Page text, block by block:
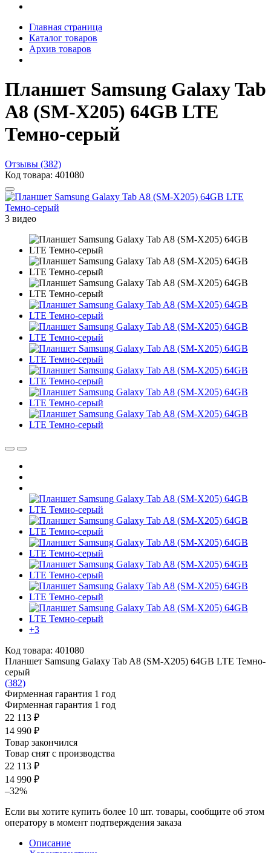
Главная страница
Каталог товаров
Архив товаров
Планшет Samsung Galaxy Tab
A8 (SM-X205) 64GB LTE
Темно-серый
Отзывы (382)
Код товара: 401080
3 видео
+3
Код товара: 401080
Планшет Samsung Galaxy Tab A8 (SM-X205) 64GB LTE Темно-
серый
(382)
Фирменная гарантия 1 год
Фирменная гарантия 1 год
22 113 ₽
14 990 ₽
Товар закончился
Товар снят с производства
22 113 ₽
14 990 ₽
–32%
Если вы хотите купить более 10 шт. товары, сообщите об этом
оператору в момент подтверждения заказа
Описание